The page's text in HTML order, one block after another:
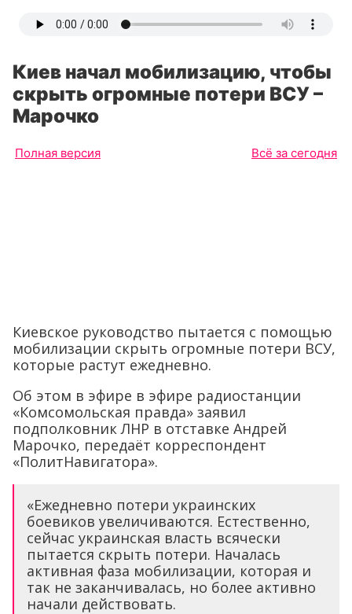
Киев начал мобилизацию, чтобы
скрыть огромные потери ВСУ –
Марочко
Полная версия Всё за сегодня
Киевское руководство пытается с помощью
мобилизации скрыть огромные потери ВСУ,
которые растут ежедневно.
Об этом в эфире в эфире радиостанции
«Комсомольская правда» заявил
подполковник ЛНР в отставке Андрей
Марочко, передаёт корреспондент
«ПолитНавигатора».
«Ежедневно потери украинских
боевиков увеличиваются. Естественно,
сейчас украинская власть всячески
пытается скрыть потери. Началась
активная фаза мобилизации, которая и
так не заканчивалась, но более активно
начали действовать.